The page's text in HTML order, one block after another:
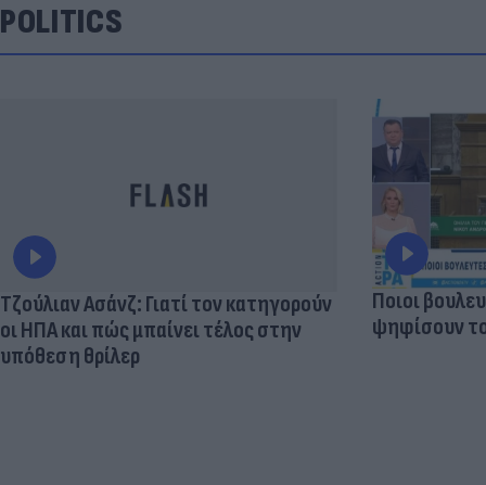
POLITICS
Τζούλιαν Ασάνζ: Γιατί τον κατηγορούν
οι ΗΠΑ και πώς μπαίνει τέλος στην
υπόθεση θρίλερ
Ποιοι
ψηφίσουν